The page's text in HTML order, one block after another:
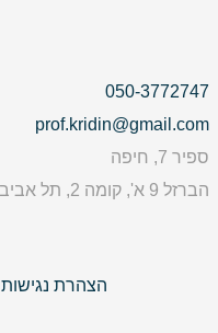
050-3772747
prof.kridin@gmail.com
ספיר 7, חיפה
הברזל 9 א', קומה 2, תל אביב
הצהרת נגישות